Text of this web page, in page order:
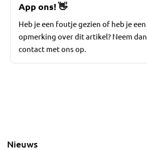
App ons!👋
Heb je een foutje gezien of heb je een
opmerking over dit artikel? Neem dan
contact met ons op.
Nieuws